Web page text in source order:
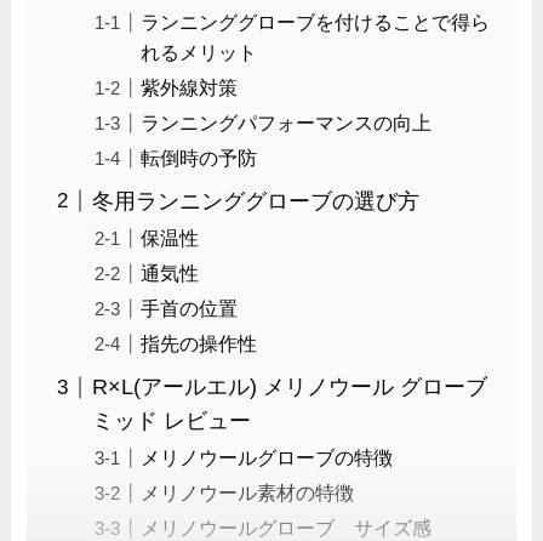
ランニンググローブを付けることで得ら
れるメリット
紫外線対策
ランニングパフォーマンスの向上
転倒時の予防
冬用ランニンググローブの選び方
保温性
通気性
手首の位置
指先の操作性
R×L(アールエル) メリノウール グローブ
ミッド レビュー
メリノウールグローブの特徴
メリノウール素材の特徴
メリノウールグローブ サイズ感